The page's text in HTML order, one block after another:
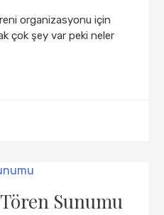
organizasyonu için
çok şey var peki neler
Sunumu